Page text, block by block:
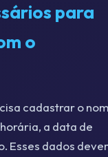
para
o
cadastrar o
a data de
Esses dados